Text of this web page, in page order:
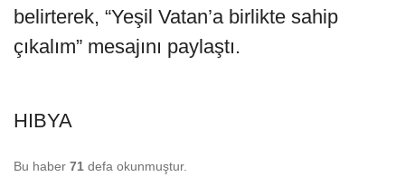
belirterek, “Yeşil Vatan’a birlikte sahip
çıkalım” mesajını paylaştı.
HIBYA
Bu haber 71 defa okunmuştur.